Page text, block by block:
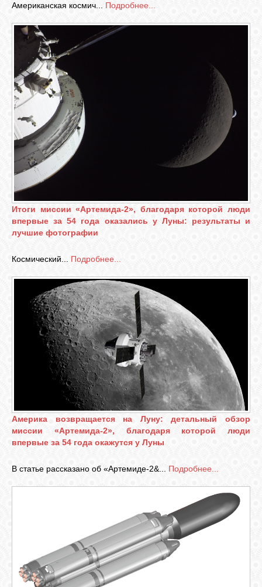
Американская космич... Подробнее...
Итоги миссии «Артемида-2», благодаря которой люди
впервые за 54 года оказались у Луны: результаты и
лучшие фотографии
Космический... Подробнее...
Америка возвращается на Луну: детальный обзор
миссии «Артемида-2», благодаря которой люди
впервые за 54 года окажутся у Луны
В статье рассказано об «Артемиде-2&... Подробнее...